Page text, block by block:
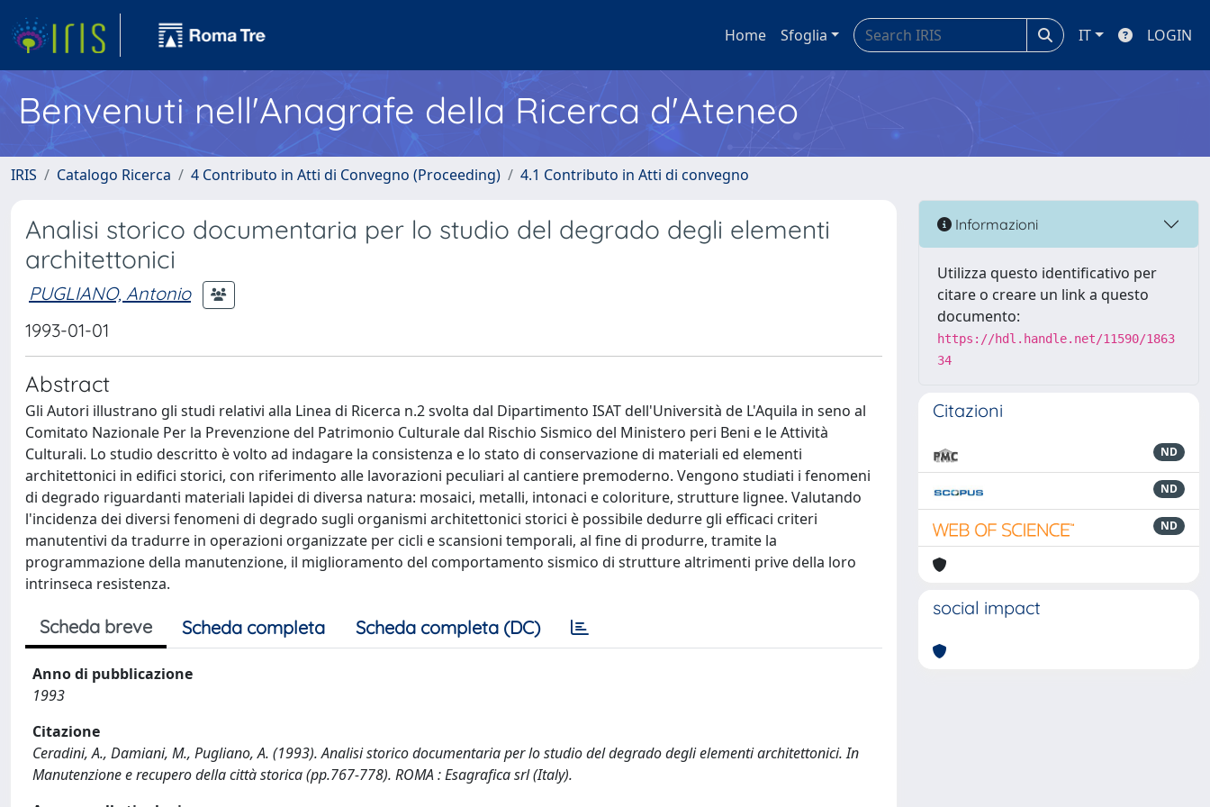
Home Sfoglia IT LOGIN
Benvenuti nell'Anagrafe della Ricerca d'Ateneo
IRIS Catalogo Ricerca 4 Contributo in Atti di Convegno (Proceeding) 4.1 Contributo in Atti di convegno
Analisi storico documentaria per lo studio del degrado degli elementi
architettonici
PUGLIANO, Antonio
1993-01-01
Abstract
Gli Autori illustrano gli studi relativi alla Linea di Ricerca n.2 svolta dal Dipartimento ISAT dell'Università de L'Aquila in seno al
Comitato Nazionale Per la Prevenzione del Patrimonio Culturale dal Rischio Sismico del Ministero peri Beni e le Attività
Culturali. Lo studio descritto è volto ad indagare la consistenza e lo stato di conservazione di materiali ed elementi
architettonici in edifici storici, con riferimento alle lavorazioni peculiari al cantiere premoderno. Vengono studiati i fenomeni
di degrado riguardanti materiali lapidei di diversa natura: mosaici, metalli, intonaci e coloriture, strutture lignee. Valutando
l'incidenza dei diversi fenomeni di degrado sugli organismi architettonici storici è possibile dedurre gli efficaci criteri
manutentivi da tradurre in operazioni organizzate per cicli e scansioni temporali, al fine di produrre, tramite la
programmazione della manutenzione, il miglioramento del comportamento sismico di strutture altrimenti prive della loro
intrinseca resistenza.
Scheda breve Scheda completa Scheda completa (DC)
Anno di pubblicazione
1993
Citazione
Ceradini, A., Damiani, M., Pugliano, A. (1993). Analisi storico documentaria per lo studio del degrado degli elementi architettonici. In
Manutenzione e recupero della città storica (pp.767-778). ROMA : Esagrafica srl (Italy).
Informazioni
Utilizza questo identificativo per
citare o creare un link a questo
documento:
https://hdl.handle.net/11590/1863
34
Citazioni
ND
ND
ND
social impact